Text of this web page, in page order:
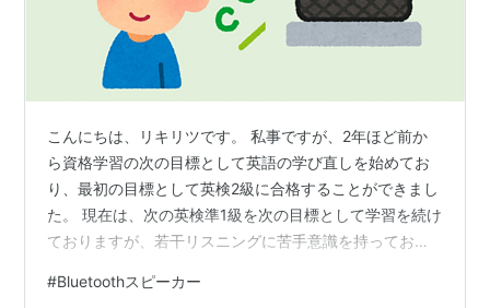
こんにちは、リキリツです。 私事ですが、2年ほど前か
ら資格学習の次の目標として英語の学び直しを始めてお
り、最初の目標として英検2級に合格することができまし
た。 現在は、次の英検準1級を次の目標として学習を続け
ておりますが、若干リスニングに苦手意識を持っており
ー(Bluetoothスピーカー）を購入してみたところ、以前の
#Bluetoothスピーカー